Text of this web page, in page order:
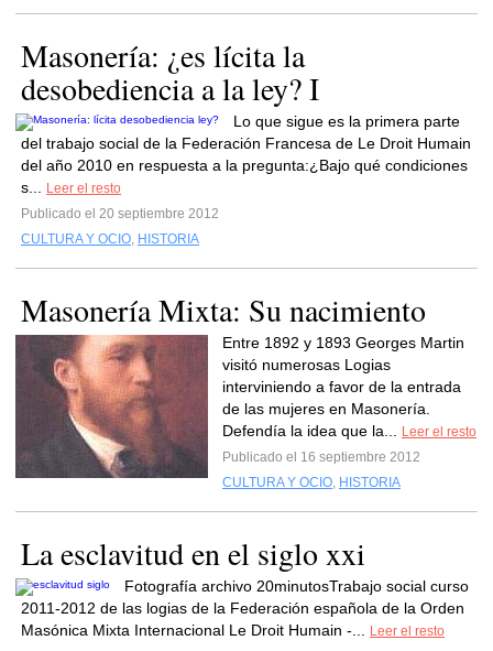
Masonería: ¿es lícita la
desobediencia a la ley? I
Lo que sigue es la primera parte
del trabajo social de la Federación Francesa de Le Droit Humain
del año 2010 en respuesta a la pregunta:¿Bajo qué condiciones
s...
Leer el resto
Publicado el 20 septiembre 2012
CULTURA Y OCIO, HISTORIA
Masonería Mixta: Su nacimiento
Entre 1892 y 1893 Georges Martin
visitó numerosas Logias
interviniendo a favor de la entrada
de las mujeres en Masonería.
Defendía la idea que la...
Leer el resto
Publicado el 16 septiembre 2012
CULTURA Y OCIO, HISTORIA
La esclavitud en el siglo xxi
Fotografía archivo 20minutosTrabajo social curso
2011-2012 de las logias de la Federación española de la Orden
Masónica Mixta Internacional Le Droit Humain -...
Leer el resto